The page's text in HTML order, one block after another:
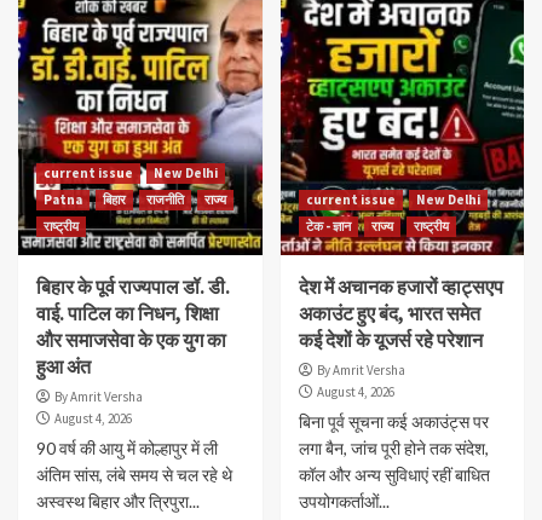
current issue
New Delhi
Patna
बिहार राजनीति
राज्य
राष्ट्रीय
बिहार के पूर्व राज्यपाल डॉ. डी.
वाई. पाटिल का निधन, शिक्षा
और समाजसेवा के एक युग का
हुआ अंत
By Amrit Versha
August 4, 2026
90 वर्ष की आयु में कोल्हापुर में ली
अंतिम सांस, लंबे समय से चल रहे थे
अस्वस्थ बिहार और त्रिपुरा...
current issue
New Delhi
टेक - ज्ञान
राज्य राष्ट्रीय
देश में अचानक हजारों व्हाट्सएप
अकाउंट हुए बंद, भारत समेत
कई देशों के यूजर्स रहे परेशान
By Amrit Versha
August 4, 2026
बिना पूर्व सूचना कई अकाउंट्स पर
लगा बैन, जांच पूरी होने तक संदेश,
कॉल और अन्य सुविधाएं रहीं बाधित
उपयोगकर्ताओं...